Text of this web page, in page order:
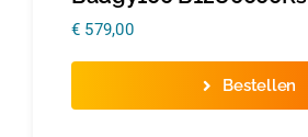
€ 579,00
Bestellen